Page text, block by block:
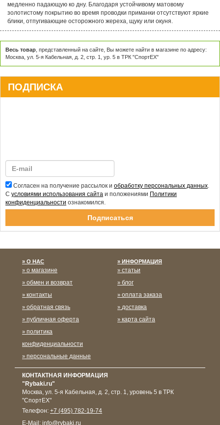
медленно падающую ко дну. Благодаря устойчивому матовому
золотистому покрытию во время проводки приманки отсутствуют яркие
блики, отпугивающие осторожного жереха, щуку или окуня.
Весь товар , представленный на сайте, Вы можете найти в магазине по адресу:
Москва, ул. 5-я Кабельная, д. 2, стр. 1, ур. 5 в ТРК "СпортЕХ"
ПОДПИСКА
Согласен на получение рассылок и обработку персональных данных
С условиями использования сайта и положениями Политики
конфиденциальности ознакомился.
О НАС
о магазине
обмен и возврат
контакты
обратная связь
публичная оферта
политика
конфиденциальности
персональные данные
ИНФОРМАЦИЯ
статьи
блог
оплата заказа
доставка
карта сайта
КОНТАКТНАЯ ИНФОРМАЦИЯ
"Rybaki.ru"
Москва, ул. 5-я Кабельная, д. 2, стр. 1, уровень 5 в ТРК
"СпортЕХ"
Телефон: +7 (495) 782-19-74
E-Mail: info@rybaki.ru